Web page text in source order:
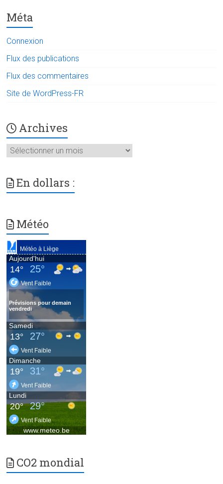
Méta
Connexion
Flux des publications
Flux des commentaires
Site de WordPress-FR
Archives
Archives
En dollars :
Météo
CO2 mondial